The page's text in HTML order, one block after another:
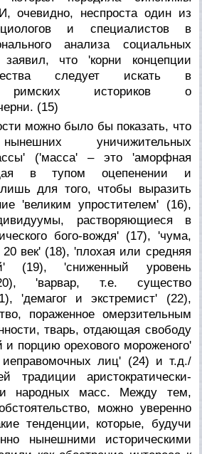
очевидно, неспроста один из
и специалистов в
анализа социальных
что 'корни концепции
следует искать в
римских историков о
(15)
можно было бы показать, что
уничижительных
('масса' – это 'аморфная
в тупом оцепенении и
для того, чтобы выразить
'великим упростителем' (16),
растворяющиеся в
бого-вождя' (17), 'чума,
век' (18), 'плохая или средняя
(19), 'сниженный уровень
'варвар, т.е. существо
'демагог и экстремист' (22),
пораженное омерзительным
тварь, отдающая свободу
и порцию орехового мороженого'
иеправомочных лиц' (24) и т.д./
традиции аристократически-
народных масс. Между тем,
можно уверенно
тенденции, которые, будучи
нынешними историческими